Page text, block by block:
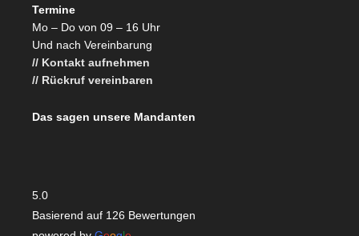
Termine
Mo – Do von 09 – 16 Uhr
Und nach Vereinbarung
// Kontakt aufnehmen
// Rückruf vereinbaren
Das sagen unsere Mandanten
5.0
Basierend auf 126 Bewertungen